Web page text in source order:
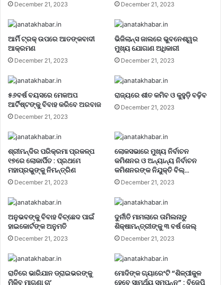
December 21, 2023 December 21, 2023
ଆର୍ମି ଟ୍ରକ୍ ଉପରେ ଆତଙ୍କବାଦୀ
ଆକ୍ରମଣ
December 21, 2023
ଭିଜିଲାନ୍ସ ଜାଲରେ ଭୁବନେଶ୍ୱର
ମୁଖ୍ୟ ଯୋଗାଣ ଅଧିକାରୀ
December 21, 2023
୫୬ବର୍ଷ ବୟସରେ ମେକଅପ
ଆର୍ଟିଷ୍ଟଙ୍କୁ ବିବାହ କରିବେ ଅରବାଜ
December 21, 2023
ରାଜ୍ୟରେ ଶୀତ କମିବ ଓ କୁହୁଡ଼ି ବଢ଼ିବ
December 21, 2023
ଶ୍ରୀମନ୍ଦିର ପରିକ୍ରମା ପ୍ରକଳ୍ପ
୧୭ରେ ଲୋକାର୍ପିତ : ପ୍ରଥମେ
ମହାପ୍ରଭୁଙ୍କୁ ନିମନ୍ତ୍ରିଣ
December 21, 2023
ଲୋକସଭାରେ ମୁଖ୍ୟ ନିର୍ବାଚନ
କମିଶନର ଓ ଅନ୍ୟାନ୍ୟ ନିର୍ବାଚନ
କମିଶନରଙ୍କ ନିଯୁକ୍ତି ବିଲ୍…
December 21, 2023
ଅନୁଭବଙ୍କୁ ବିବାହ ବିଚ୍ଛେଦ ପାଇଁ
ହାଇକୋର୍ଟଙ୍କ ଅନୁମତି
December 21, 2023
ଦୁର୍ନୀତି ମାମଲାରେ ତାମିଲନାଡୁ
ଶିକ୍ଷାମନ୍ତ୍ରୀଙ୍କୁ ୩ ବର୍ଷ ଜେଲ୍‌
December 21, 2023
ରାତିରେ ଭାରିଯାନ ଡ୍ରାଇଭରଙ୍କୁ
ମିଳିବ ମାଗଣା ଚା’
ମୋଦିଙ୍କ ଗ୍ୟାରେଂଟି “ଶିଳ୍ପୀକୁଳ
ହେବେ ସାମର୍ଥ୍ୟ ସମ୍ପନ୍ନ” : ବିଜେପି